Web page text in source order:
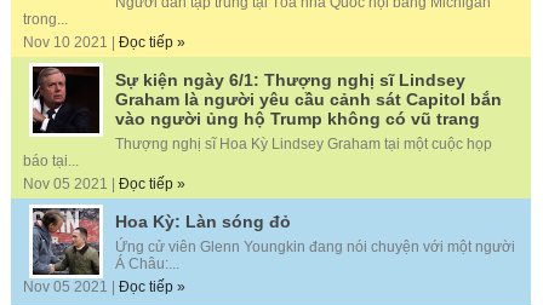
trong...
Nov 10 2021 | Đọc tiếp »
Sự kiện ngày 6/1: Thượng nghị sĩ Lindsey
Graham là người yêu cầu cảnh sát Capitol bắn
vào người ủng hộ Trump không có vũ trang
Thượng nghị sĩ Hoa Kỳ Lindsey Graham tại một cuộc họp
báo tại...
Nov 05 2021 | Đọc tiếp »
Hoa Kỳ: Làn sóng đỏ
Ứng cử viên Glenn Youngkin đang nói chuyện với một người
Á Châu:...
Nov 05 2021 | Đọc tiếp »